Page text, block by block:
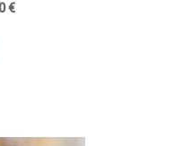
€